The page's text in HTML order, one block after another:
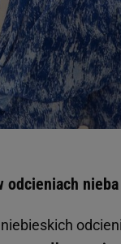
odcieniach nieba